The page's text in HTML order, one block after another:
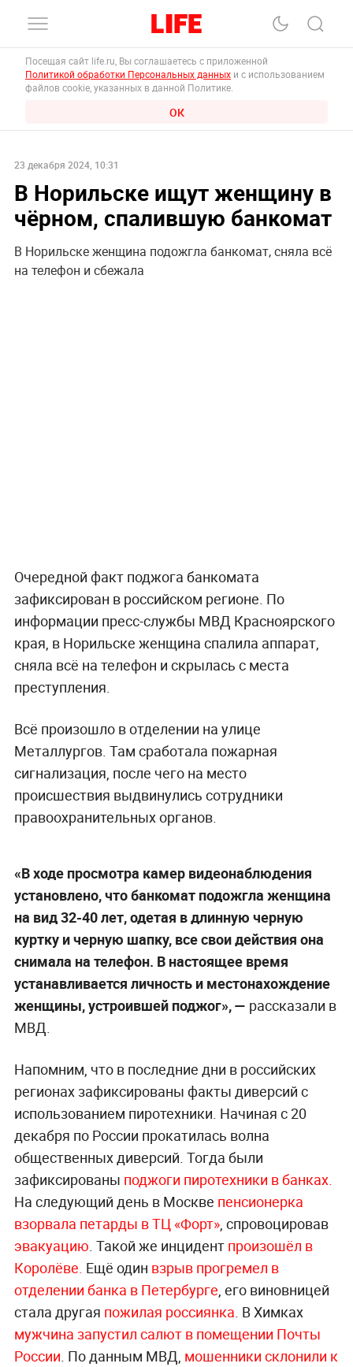
Посещая сайт life.ru, Вы соглашаетесь с приложенной
Политикой обработки Персональных данных и с использованием
файлов cookie, указанных в данной Политике.
ОК
23 декабря 2024, 10:31
В Норильске ищут женщину в
чёрном, спалившую банкомат
В Норильске женщина подожгла банкомат, сняла всё
на телефон и сбежала
Очередной факт поджога банкомата
зафиксирован в российском регионе. По
информации пресс-службы МВД Красноярского
края, в Норильске женщина спалила аппарат,
сняла всё на телефон и скрылась с места
преступления.
Всё произошло в отделении на улице
Металлургов. Там сработала пожарная
сигнализация, после чего на место
происшествия выдвинулись сотрудники
правоохранительных органов.
«В ходе просмотра камер видеонаблюдения
установлено, что банкомат подожгла женщина
на вид 32-40 лет, одетая в длинную черную
куртку и черную шапку, все свои действия она
снимала на телефон. В настоящее время
устанавливается личность и местонахождение
женщины, устроившей поджог», — рассказали в
МВД.
Напомним, что в последние дни в российских
регионах зафиксированы факты диверсий с
использованием пиротехники. Начиная с 20
декабря по России прокатилась волна
общественных диверсий. Тогда были
зафиксированы поджоги пиротехники в банках.
На следующий день в Москве пенсионерка
взорвала петарды в ТЦ «Форт», спровоцировав
эвакуацию . Такой же инцидент произошёл в
Королёве. Ещё один взрыв прогремел в
отделении банка в Петербурге , его виновницей
стала другая пожилая россиянка . В Химках
мужчина запустил салют в помещении Почты
России . По данным МВД, мошенники склонили к